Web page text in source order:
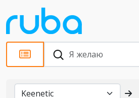
Бренды